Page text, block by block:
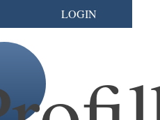
LOGIN